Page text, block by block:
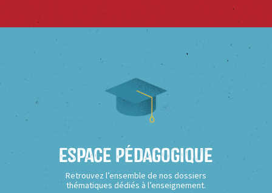
Espace Pédagogique
Retrouvez l’ensemble de nos dossiers
thématiques dédiés à l’enseignement.